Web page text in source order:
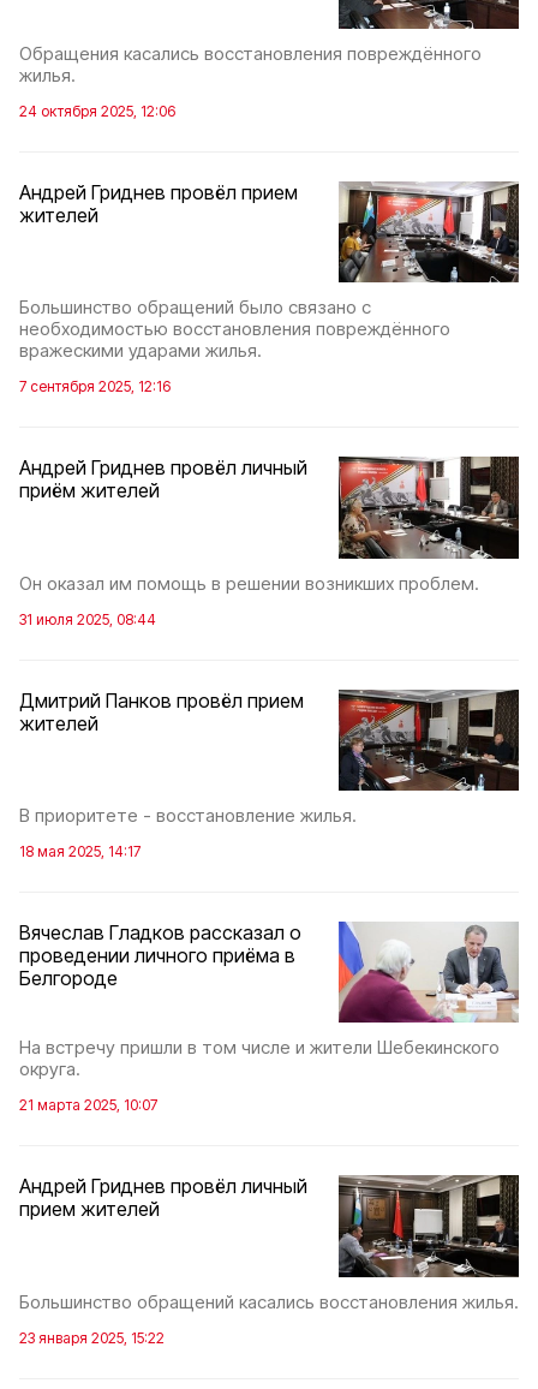
Обращения касались восстановления повреждённого
жилья.
24 октября 2025, 12:06
Андрей Гриднев провёл прием
жителей
Большинство обращений было связано с
необходимостью восстановления повреждённого
вражескими ударами жилья.
7 сентября 2025, 12:16
Андрей Гриднев провёл личный
приём жителей
Он оказал им помощь в решении возникших проблем.
31 июля 2025, 08:44
Дмитрий Панков провёл прием
жителей
В приоритете - восстановление жилья.
18 мая 2025, 14:17
Вячеслав Гладков рассказал о
проведении личного приёма в
Белгороде
На встречу пришли в том числе и жители Шебекинского
округа.
21 марта 2025, 10:07
Андрей Гриднев провёл личный
прием жителей
Большинство обращений касались восстановления жилья.
23 января 2025, 15:22